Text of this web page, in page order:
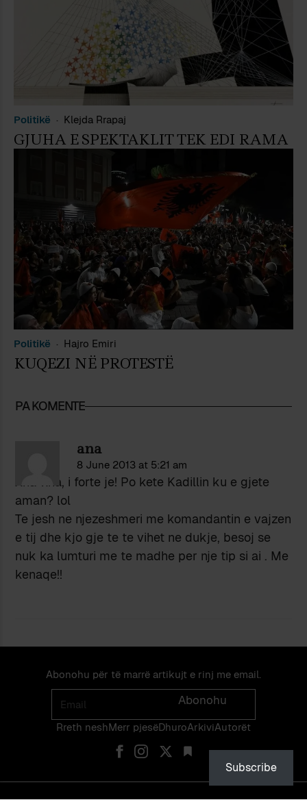
Politikë Klejda Rrapaj
GJUHA E SPEKTAKLIT TEK EDI RAMA
Politikë Hajro Emiri
KUQEZI NË PROTESTË
PA KOMENTE
ana
8 June 2013 at 5:21 am
Xha-xha, i forte je! Po kete Kadillin ku e gjete
aman? lol
Te jesh ne njezeshmeri me komandantin e vajzen
e tij dhe kjo gje te te vihet ne dukje, besoj se
nuk ka lumturi me te madhe per nje tip si ai . Me
kenaqe!!
Abonohu për të marrë artikujt e rinj me email.
Email
Abonohu
Rreth neshMerr pjes​​ë​DhuroArkiviAutorët
Subscribe